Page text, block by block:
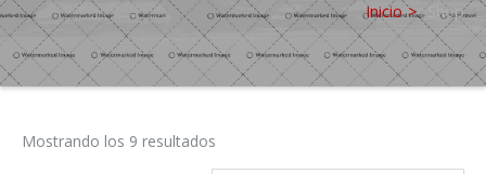
Inicio Shop
Mostrando los 9 resultados